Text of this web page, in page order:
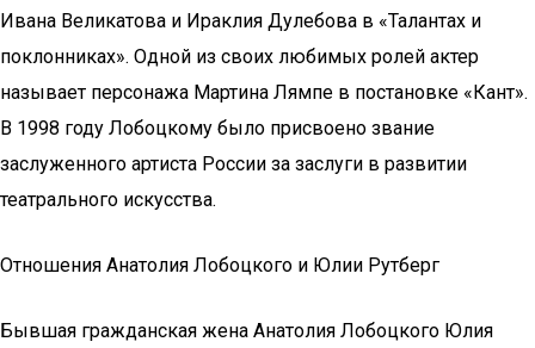
Ивана Великатова и Ираклия Дулебова в «Талантах и
поклонниках». Одной из своих любимых ролей актер
называет персонажа Мартина Лямпе в постановке «Кант».
В 1998 году Лобоцкому было присвоено звание
заслуженного артиста России за заслуги в развитии
театрального искусства.
Отношения Анатолия Лобоцкого и Юлии Рутберг
Бывшая гражданская жена Анатолия Лобоцкого Юлия